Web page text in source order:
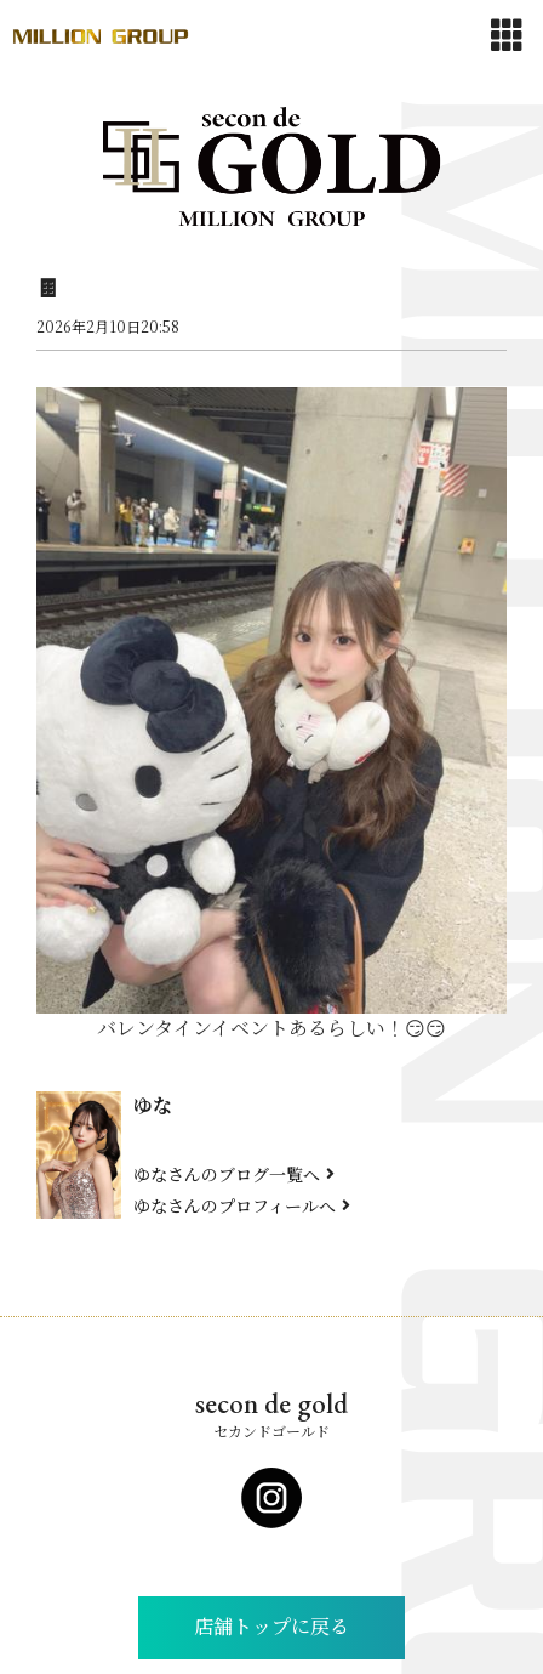
🍫
2026年2月10日20:58
バレンタインイベントあるらしい！😏😏
ゆな
ゆなさんのブログ一覧へ
ゆなさんのプロフィールへ
secon de gold
セカンドゴールド
店舗トップに戻る